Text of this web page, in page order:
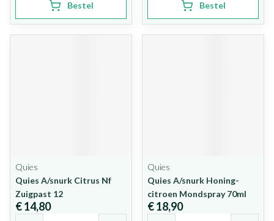
Bestel Bestel
Quies
Quies A/snurk Citrus Nf
Zuigpast 12
€ 14,80
Quies
Quies A/snurk Honing-
citroen Mondspray 70ml
€ 18,90